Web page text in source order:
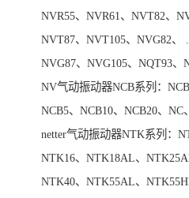
NVR55、NVR61、NVT82、
NVT87、NVT105、NVG82、
NVG87、NVG105、NQT93、
NV气动振动器NCB系列：
NCB5、NCB10、NCB20、NC
netter气动振动器NTK系列：
NTK16、NTK18AL、
NTK40、NTK55AL、